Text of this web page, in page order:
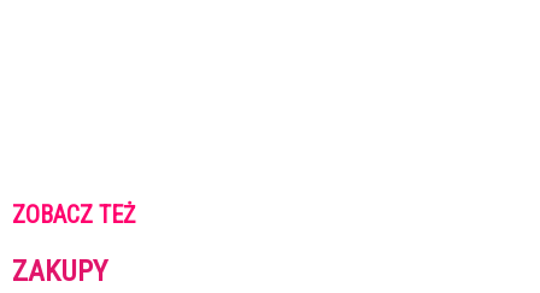
ZOBACZ TEŻ
ZAKUPY